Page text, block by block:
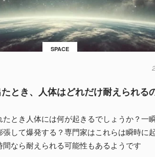
SPACE
とき、人体はどれだけ耐えられる
とき人体には何が起きるでしょうか？一
して爆発する？専門家はこれらは瞬時に
なら耐えられる可能性もあるようです